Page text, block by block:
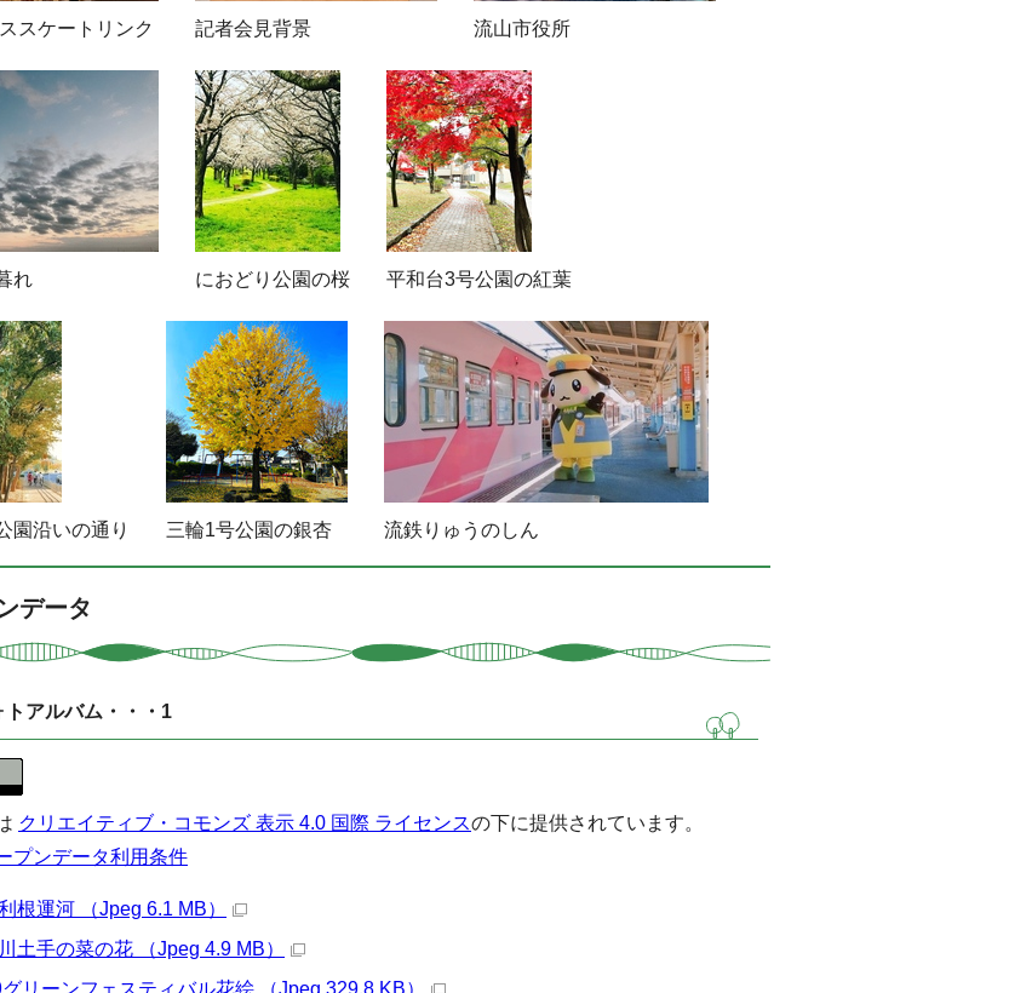
スケートリンク 記者会見背景 流山市役所
れ におどり公園の桜 平和台3号公園の紅葉
園沿いの通り 三輪1号公園の銀杏 流鉄りゅうのしん
データ
トアルバム・・・1
クリエイティブ・コモンズ 表示 4.0 国際 ライセンスの下に提供されています。
プンデータ利用条件
根運河 （Jpeg 6.1 MB）
土手の菜の花 （Jpeg 4.9 MB）
リーンフェスティバル花絵 （Jpeg 329.8 KB）